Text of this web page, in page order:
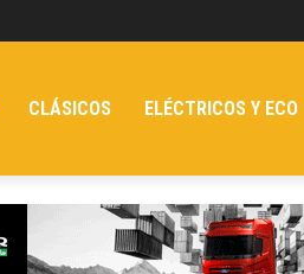
CLÁSICOS ELÉCTRICOS Y ECO